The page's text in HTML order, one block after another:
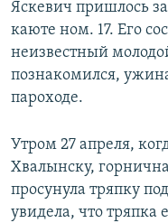
Яскевич пришлось
каюте ном. 17. Его
неизвестный
познакомился,
пароходе.
Утром 27 апреля,
Хвалынску,
просунула тряпку
увидела, что тряпка